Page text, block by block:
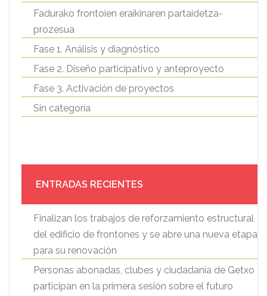
Fadurako frontoien eraikinaren partaidetza-
prozesua
Fase 1. Análisis y diagnóstico
Fase 2. Diseño participativo y anteproyecto
Fase 3. Activación de proyectos
Sin categoría
ENTRADAS RECIENTES
Finalizan los trabajos de reforzamiento estructural
del edificio de frontones y se abre una nueva etapa
para su renovación
Personas abonadas, clubes y ciudadanía de Getxo
participan en la primera sesión sobre el futuro